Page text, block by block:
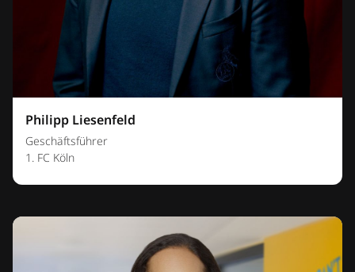
Philipp Liesenfeld
Geschäftsführer
1. FC Köln